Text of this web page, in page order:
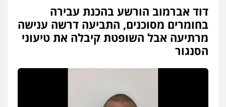
פלילי כלכלי אלימות סמים מעצרים
0525544654
משפחה גישור
דוד אברמוב הורשע בהכנת עבירה
בחומרים מסוכנים, התביעה דרשה ענישה
מרתיעה אבל השופטת קיבלה את טיעוני
הסנגור